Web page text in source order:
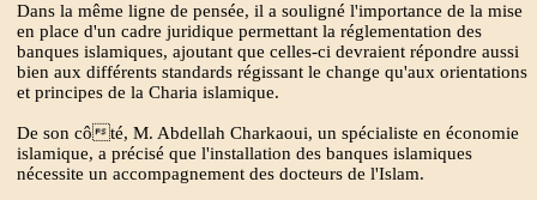
Dans la même ligne de pensée, il a souligné l'importance de la mise
en place d'un cadre juridique permettant la réglementation des
banques islamiques, ajoutant que celles-ci devraient répondre aussi
bien aux différents standards régissant le change qu'aux orientations
et principes de la Charia islamique.
De son côté, M. Abdellah Charkaoui, un spécialiste en économie
islamique, a précisé que l'installation des banques islamiques
nécessite un accompagnement des docteurs de l'Islam.